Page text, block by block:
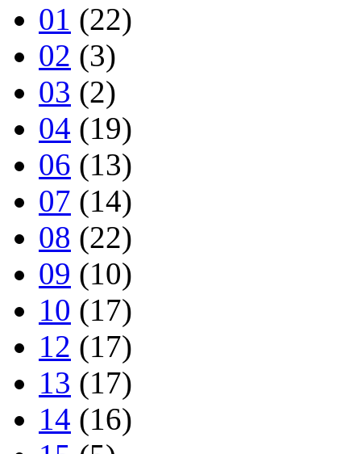
01 (22)
02 (3)
03 (2)
04 (19)
06 (13)
07 (14)
08 (22)
09 (10)
10 (17)
12 (17)
13 (17)
14 (16)